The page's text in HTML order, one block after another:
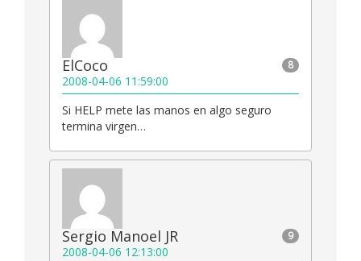
8
ElCoco
2008-04-06 11:59:00
Si HELP mete las manos en algo seguro
termina virgen…
9
Sergio Manoel JR
2008-04-06 12:13:00